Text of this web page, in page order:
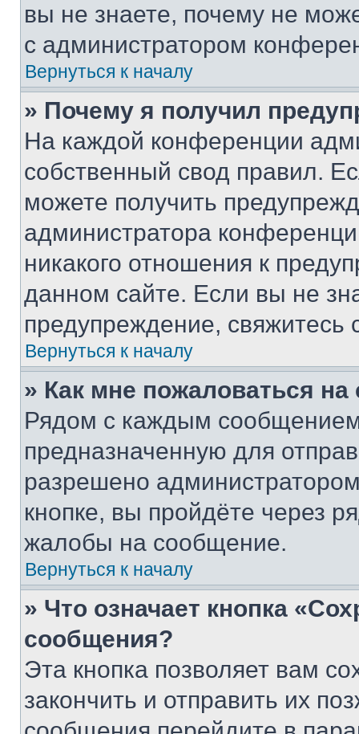
вы не знаете, почему не
с администратором
Вернуться к началу
» Почему я получил
На каждой конференции
собственный свод правил.
можете получить
администратора
никакого отношения к
данном сайте. Если вы не
предупреждение,
Вернуться к началу
» Как мне пожаловаться
Рядом с каждым сообщением
предназначенную для
разрешено
кнопке, вы пройдёте через
жалобы на сообщение.
Вернуться к началу
» Что означает кнопка
сообщения?
Эта кнопка позволяет вам
закончить и отправить их